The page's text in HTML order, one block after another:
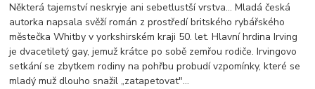
Některá tajemství neskryje ani sebetlustší vrstva… Mladá česká
autorka napsala svěží román z prostředí britského rybářského
městečka Whitby v yorkshirském kraji 50. let. Hlavní hrdina Irving
je dvacetiletý gay, jemuž krátce po sobě zemřou rodiče. Irvingovo
setkání se zbytkem rodiny na pohřbu probudí vzpomínky, které se
mladý muž dlouho snažil „zatapetovat"…